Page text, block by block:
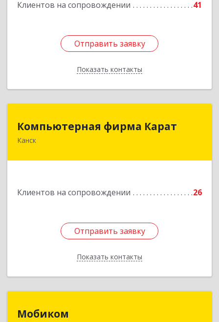
Клиентов на сопровождении 41
Отправить заявку
Показать контакты
Отправить заявку
Назад
Компьютерная фирма Карат
Канск
Клиентов на сопровождении 26
Отправить заявку
Показать контакты
Компьютерная фирма Карат
Отправить заявку
Назад
Мобиком